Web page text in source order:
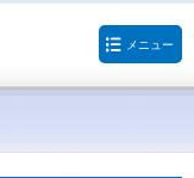
メニュー